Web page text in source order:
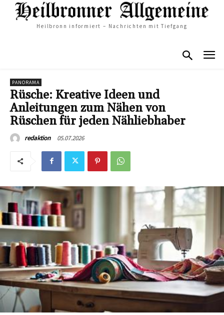
Heilbronn informiert – Nachrichten mit Tiefgang
PANORAMA
Rüsche: Kreative Ideen und
Anleitungen zum Nähen von
Rüschen für jeden Nähliebhaber
redaktion 05.07.2026